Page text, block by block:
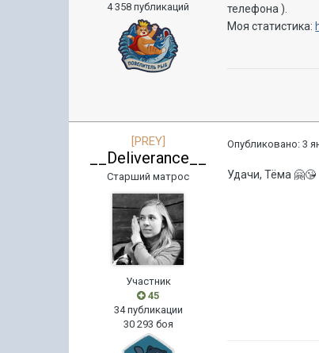
4 358 публикаций
телефона ).
Моя статистика:
[PREY]
__Deliverance__
Старший матрос
Участник
45
34 публикации
30 293 боя
Опубликовано:3
Удачи, Тёма🤗😘